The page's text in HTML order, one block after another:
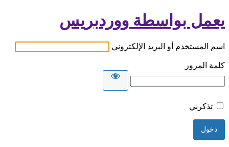
يعمل بواسطة ووردبريس
اسم المستخدم أو البريد الإلكتروني
كلمة المرور
تذكرني